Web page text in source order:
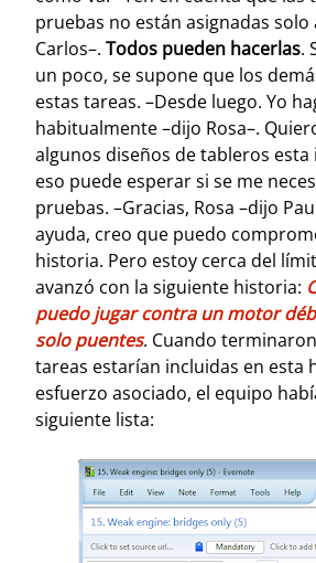
pruebas no están asignadas solo
Carlos–. Todos pueden hacerlas.
un poco, se supone que los
estas tareas. –Desde luego. Yo
habitualmente –dijo Rosa–.
algunos diseños de tableros
eso puede esperar si se me
pruebas. –Gracias, Rosa –dijo
ayuda, creo que puedo
historia. Pero estoy cerca del
avanzó con la siguiente historia:
puedo jugar contra un motor
solo puentes. Cuando
tareas estarían incluidas en esta
esfuerzo asociado, el equipo
siguiente lista: